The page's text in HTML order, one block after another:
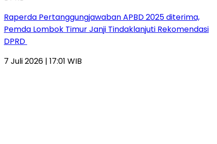
Raperda Pertanggungjawaban APBD 2025 diterima,
Pemda Lombok Timur Janji Tindaklanjuti Rekomendasi
DPRD
7 Juli 2026 | 17:01 WIB